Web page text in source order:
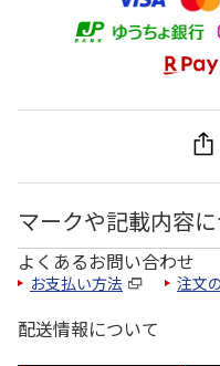
マークや記載内容
よくあるお問い合わせ
お支払い方法 注文
配送情報について